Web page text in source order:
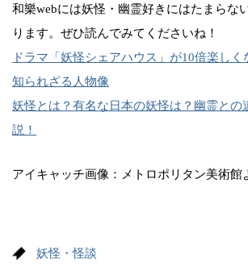
和樂webには妖怪・幽霊好きにはたまらな
ります。ぜひ読んでみてくださいね！
ドラマ「妖怪シェアハウス」が10倍楽し
知られざる人物像
妖怪とは？有名な日本の妖怪は？幽霊との
説！
アイキャッチ画像：メトロポリタン美術館
妖怪・怪談